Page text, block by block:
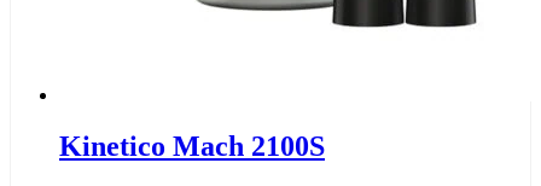
Kinetico Mach 2100S